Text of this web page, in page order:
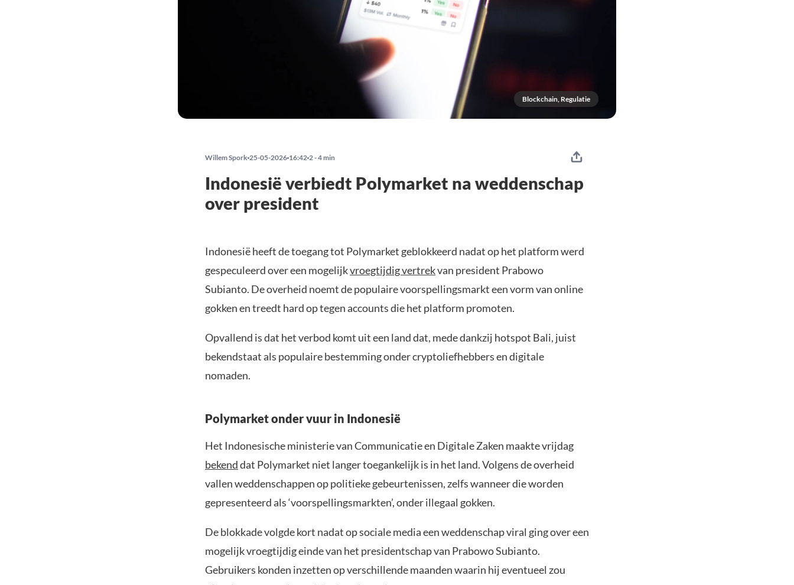
Blockchain, Regulatie
Willem Spork 25-05-2026 16:42 2 - 4 min
Indonesië verbiedt Polymarket na weddenschap
over president
Indonesië heeft de toegang tot Polymarket geblokkeerd nadat op het platform werd
gespeculeerd over een mogelijkvroegtijdig vertrekvan president Prabowo
Subianto. De overheid noemt de populaire voorspellingsmarkt een vorm van online
gokken en treedt hard op tegen accounts die het platform promoten.
Opvallend is dat het verbod komt uit een land dat, mede dankzij hotspot Bali, juist
bekendstaat als populaire bestemming onder cryptoliefhebbers en digitale
nomaden.
Polymarket onder vuur in Indonesië
Het Indonesische ministerie van Communicatie en Digitale Zaken maakte vrijdag
bekenddat Polymarket niet langer toegankelijk is in het land. Volgens de overheid
vallen weddenschappen op politieke gebeurtenissen, zelfs wanneer die worden
gepresenteerd als ‘voorspellingsmarkten’, onder illegaal gokken.
De blokkade volgde kort nadat op sociale media een weddenschap viral ging over een
mogelijk vroegtijdig einde van het presidentschap van Prabowo Subianto.
Gebruikers konden inzetten op verschillende maanden waarin hij eventueel zou